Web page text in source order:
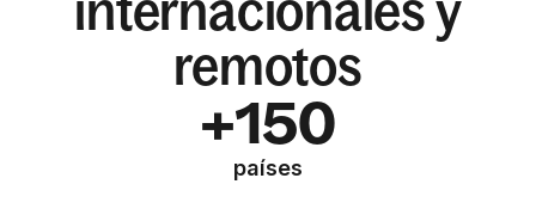
remotos
+150
países